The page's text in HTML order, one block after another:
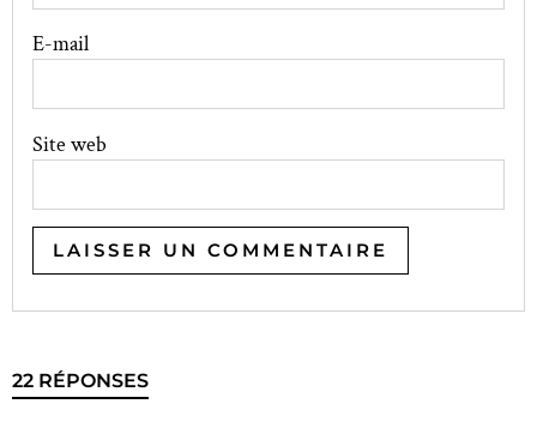
E-mail
Site web
22 RÉPONSES